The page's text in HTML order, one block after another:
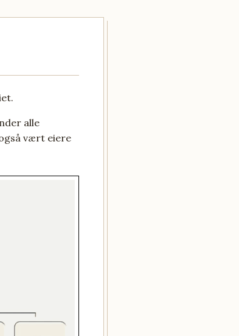
alle
vært eiere